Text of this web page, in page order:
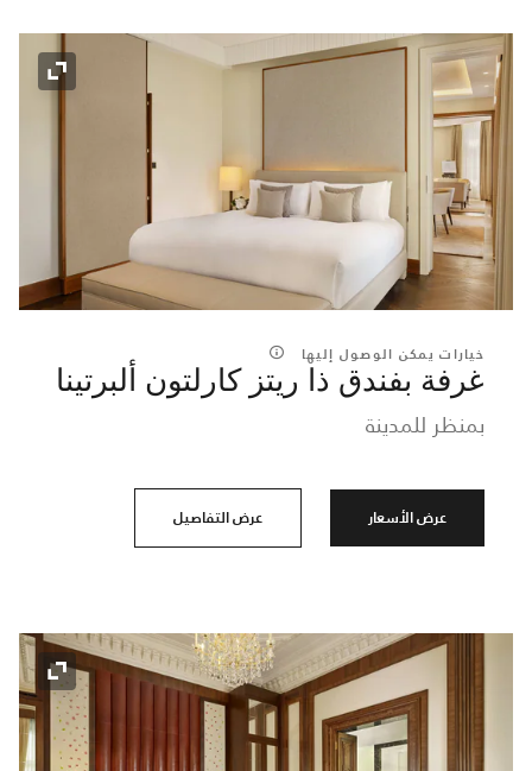
رمز
خيارات يمكن الوصول إليها
غرفة بفندق ذا ريتز كارلتون ألبرتينا
بمنظر للمدينة
عرض الأسعار عرض التفاصيل
رمز